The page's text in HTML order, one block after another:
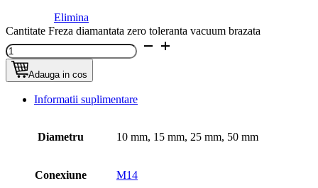
Elimina
Cantitate Freza diamantata zero toleranta vacuum brazata
Adauga in cos
Informatii suplimentare
Diametru 10 mm, 15 mm, 25 mm, 50 mm
Conexiune M14